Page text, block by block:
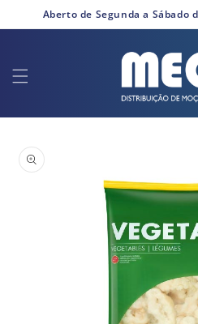
para o
conteúdo
Aberto de Segunda a Sábado
informação